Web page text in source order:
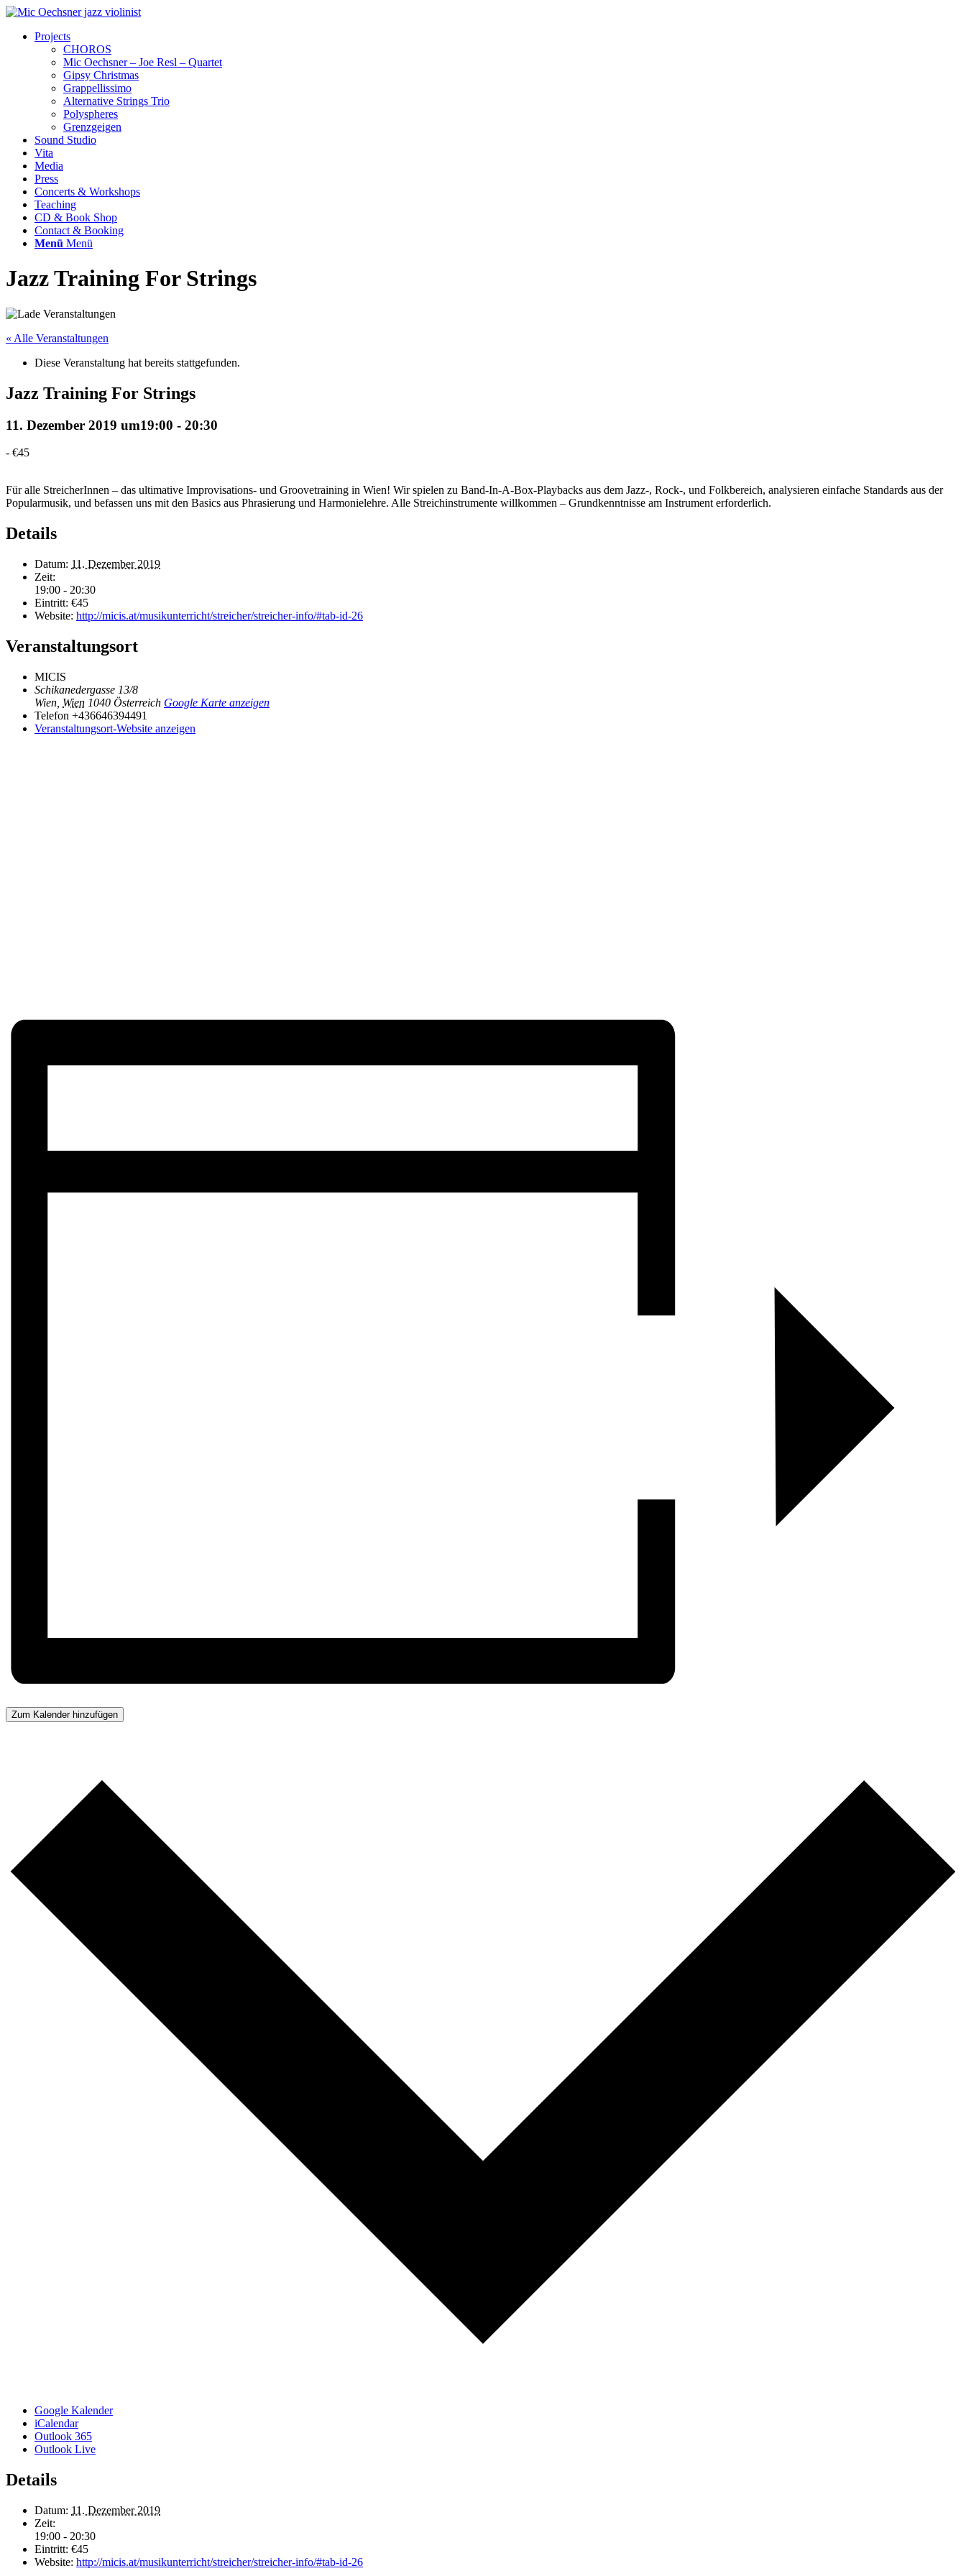
Projects
CHOROS
Mic Oechsner – Joe Resl – Quartet
Gipsy Christmas
Grappellissimo
Alternative Strings Trio
Polyspheres
Grenzgeigen
Sound Studio
Vita
Media
Press
Concerts & Workshops
Teaching
CD & Book Shop
Contact & Booking
Menü Menü
Jazz Training For Strings
« Alle Veranstaltungen
Diese Veranstaltung hat bereits stattgefunden.
Jazz Training For Strings
11. Dezember 2019 um19:00 - 20:30
- €45
Für alle StreicherInnen – das ultimative Improvisations- und Groovetraining in Wien! Wir spielen zu Band-In-A-Box-Playbacks aus dem Jazz-, Rock-, und Folkbereich, analysieren einfache Standards aus der
Popularmusik, und befassen uns mit den Basics aus Phrasierung und Harmonielehre. Alle Streichinstrumente willkommen – Grundkenntnisse am Instrument erforderlich.
Details
Datum: 11. Dezember 2019
Zeit:
19:00 - 20:30
Eintritt: €45
Website: http://micis.at/musikunterricht/streicher/streicher-info/#tab-id-26
Veranstaltungsort
MICIS
Schikanedergasse 13/8
Wien Wien 1040 Österreich Google Karte anzeigen
Telefon +436646394491
Veranstaltungsort-Website anzeigen
Zum Kalender hinzufügen
Google Kalender
iCalendar
Outlook 365
Outlook Live
Details
Datum: 11. Dezember 2019
Zeit:
19:00 - 20:30
Eintritt: €45
Website: http://micis.at/musikunterricht/streicher/streicher-info/#tab-id-26